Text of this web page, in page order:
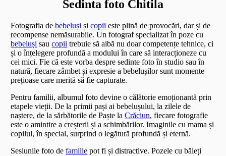
Sedinta foto Chitila
Fotografia debebeluși șicopii este plină de provocări, dar și de
recompense nemăsurabile. Un fotograf specializat în poze cu
bebeluși saucopii trebuie să aibă nu doar competențe tehnice, ci
și o înțelegere profundă a modului în care să interacționeze cu
cei mici. Fie că este vorba despre sedinte foto în studio sau în
natură, fiecare zâmbet și expresie a bebelușilor sunt momente
prețioase care merită să fie capturate.
Pentru familii, albumul foto devine o călătorie emoționantă prin
etapele vieții. De la primii pași ai bebelușului, la zilele de
naștere, de la sărbătorile de Paște laCrăciun, fiecare fotografie
este o amintire a creșterii și a schimbărilor. Imaginile cu mama și
copilul, în special, surprind o legătură profundă și eternă.
Sesiunile foto defamilie pot fi și distractive. Pozele cu băieți